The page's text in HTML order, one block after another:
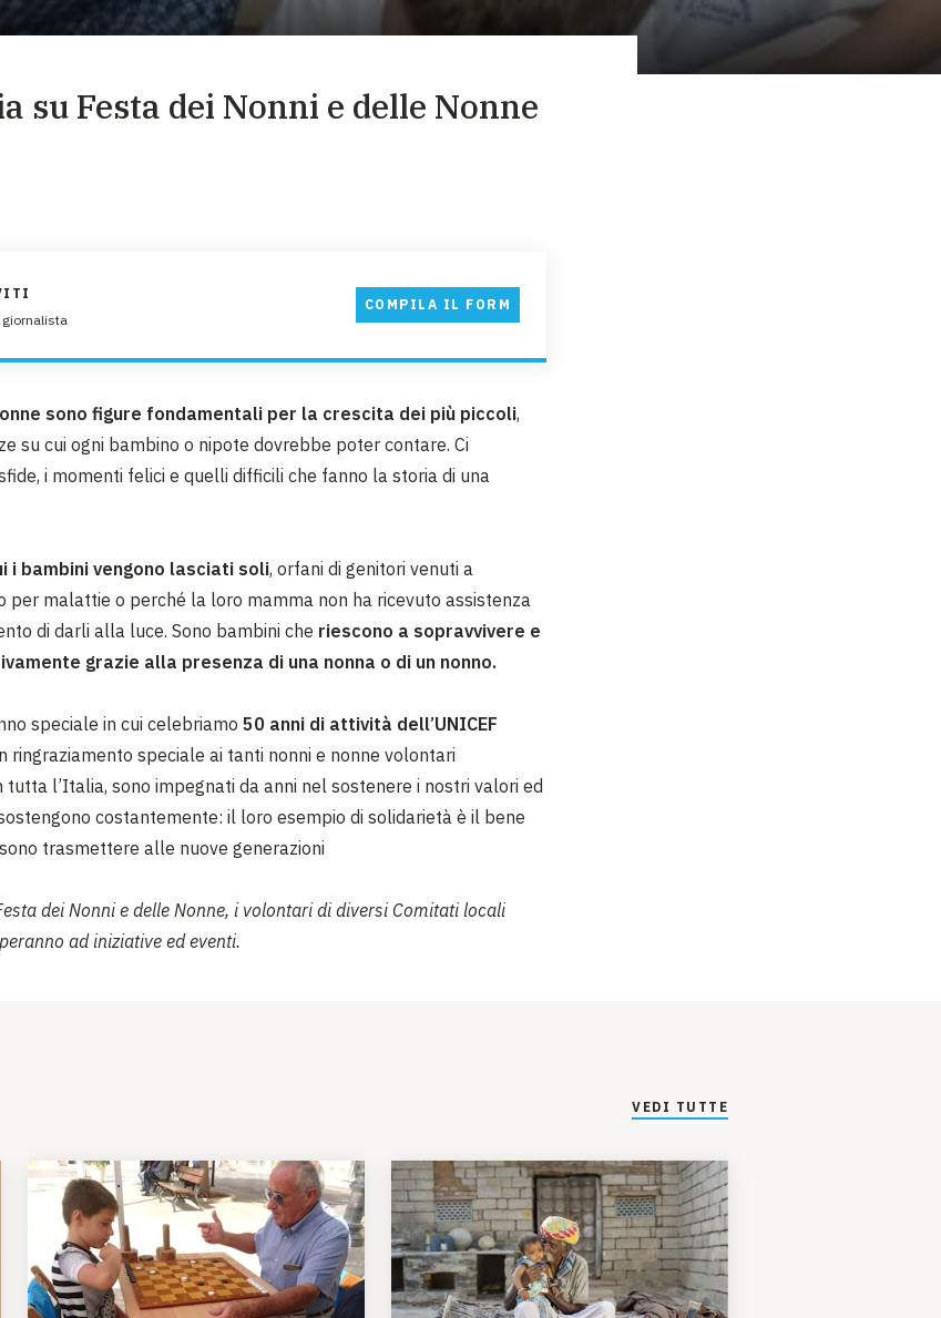
MODI PER DONARE. SCEGLI IL PIÙ
su Festa dei Nonni e delle Nonne
giornalista
COMPILA IL FORM
sono figure fondamentali per la crescita dei più piccoli,
su cui ogni bambino o nipote dovrebbe poter contare. Ci
i momenti felici e quelli difficili che fanno la storia di una
i bambini vengono lasciati soli, orfani di genitori venuti a
per malattie o perché la loro mamma non ha ricevuto assistenza
di darli alla luce. Sono bambini che riescono a sopravvivere e
grazie alla presenza di una nonna o di un nonno.
speciale in cui celebriamo 50 anni di attività dell’UNICEF
ringraziamento speciale ai tanti nonni e nonne volontari
tutta l’Italia, sono impegnati da anni nel sostenere i nostri valori ed
costantemente: il loro esempio di solidarietà è il bene
trasmettere alle nuove generazioni
dei Nonni e delle Nonne, i volontari di diversi Comitati locali
ad iniziative ed eventi.
VEDI TUTTE